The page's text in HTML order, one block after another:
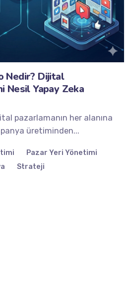
Nedir? Dijital
Nesil Yapay Zeka
pazarlamanın her alanına
üretiminden...
Pazar Yeri Yönetimi
Strateji